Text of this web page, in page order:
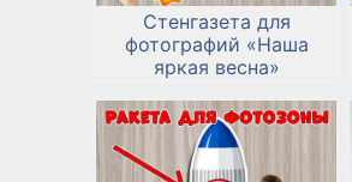
Стенгазета для
фотографий «Наша
яркая весна»